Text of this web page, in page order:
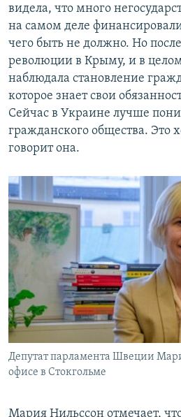
видела, что много
на самом деле
чего быть не должно. Но
революции в Крыму, и в
наблюдала становление
которое знает свои
Сейчас в Украине лучше
гражданского общества. Это
говорит она.
Депутат парламента Швеции
офисе в Стокгольме
Мария Нильссон отмечает,